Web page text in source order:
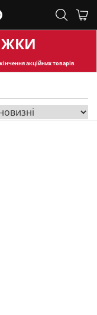
акційних товарів